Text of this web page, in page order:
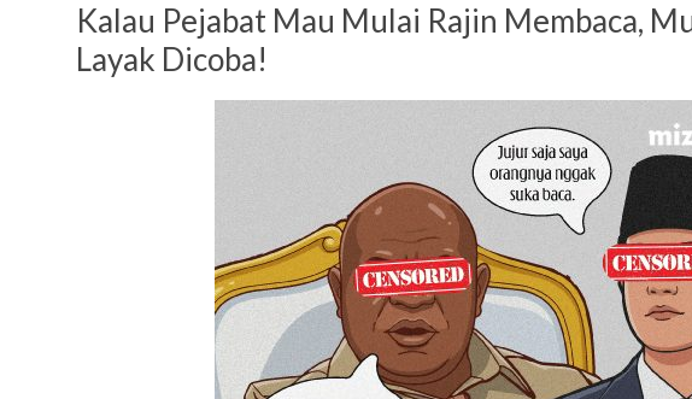
Kalau Pejabat Mau Mulai Rajin Membaca,
Layak Dicoba!